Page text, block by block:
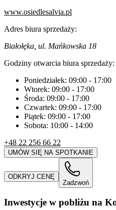
www.osiedlesalvia.pl
Adres biura sprzedaży:
Białołęka, ul. Mańkowska 18
Godziny otwarcia biura sprzedaży:
Poniedziałek: 09:00 - 17:00
Wtorek: 09:00 - 17:00
Środa: 09:00 - 17:00
Czwartek: 09:00 - 17:00
Piątek: 09:00 - 17:00
Sobota: 10:00 - 14:00
+48 22 256 66 22
UMÓW SIĘ NA SPOTKANIE
ODKRYJ CENĘ
Zadzwoń
Inwestycje w pobliżu na